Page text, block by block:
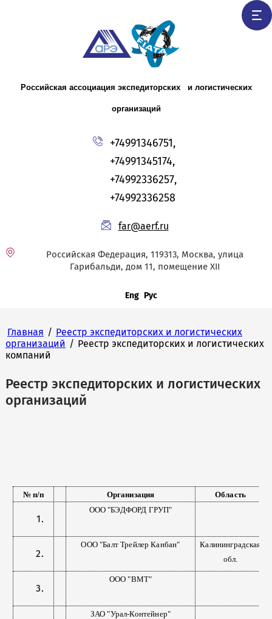
Российская ассоциация экспедиторских и логистических
организаций
+74991346751,
+74991345174,
+74992336257,
+74992336258
far@aerf.ru
Российская Федерация, 119313, Москва, улица
Гарибальди, дом 11, помещение XII
Eng Рус
Главная / Реестр экспедиторских и логистических
организаций / Реестр экспедиторских и логистических
компаний
Реестр экспедиторских и логистических
организаций
№ п/п Организация
Область
ООО "БЭДФОРД ГРУП"
ООО "Балт Трейлер Канбан"
Калининградская
обл.
ООО "ВМТ"
ЗАО "Урал-Контейнер"